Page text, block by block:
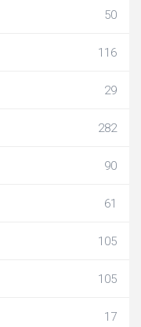
50
116
29
282
90
61
105
105
17